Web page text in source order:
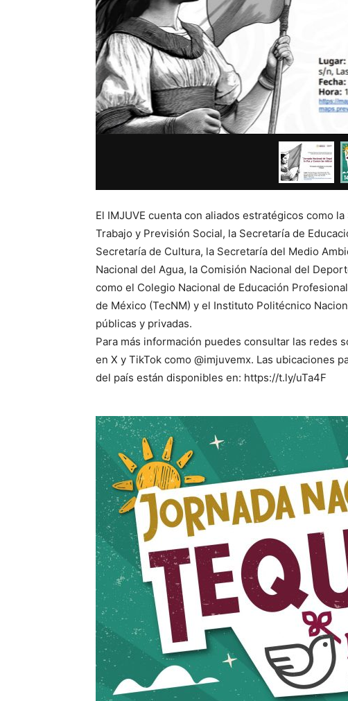
El IMJUVE cuenta con aliados estratégicos como
Trabajo y Previsión Social, la Secretaría de
Secretaría de Cultura, la Secretaría del Medio
Nacional del Agua, la Comisión Nacional del
como el Colegio Nacional de Educación
de México (TecNM) y el Instituto Politécnico
públicas y privadas.
Para más información puedes consultar las redes
en X y TikTok como @imjuvemx. Las ubicaciones
del país están disponibles en: https://t.ly/uTa4F